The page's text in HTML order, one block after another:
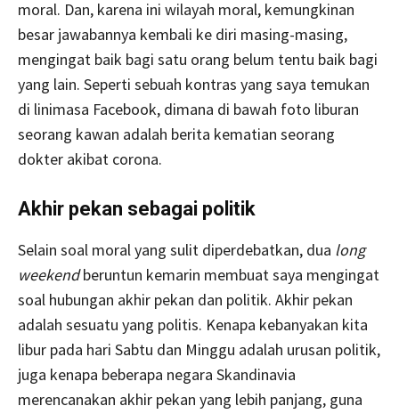
moral. Dan, karena ini wilayah moral, kemungkinan
besar jawabannya kembali ke diri masing-masing,
mengingat baik bagi satu orang belum tentu baik bagi
yang lain. Seperti sebuah kontras yang saya temukan
di linimasa Facebook, dimana di bawah foto liburan
seorang kawan adalah berita kematian seorang
dokter akibat corona.
Akhir pekan sebagai politik
Selain soal moral yang sulit diperdebatkan, dua long
weekendberuntun kemarin membuat saya mengingat
soal hubungan akhir pekan dan politik. Akhir pekan
adalah sesuatu yang politis. Kenapa kebanyakan kita
libur pada hari Sabtu dan Minggu adalah urusan politik,
juga kenapa beberapa negara Skandinavia
merencanakan akhir pekan yang lebih panjang, guna